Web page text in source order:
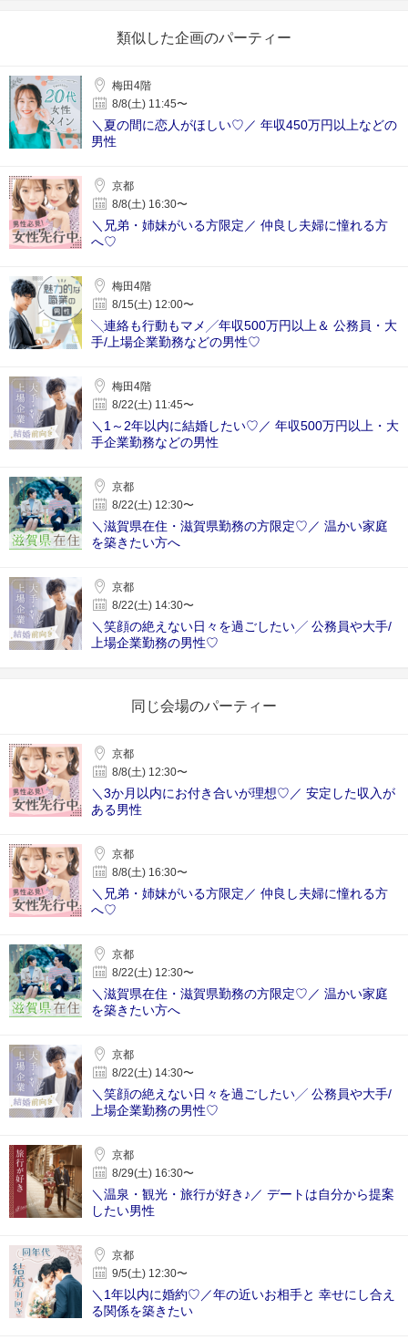
類似した企画のパーティー
梅田4階
8/8(土) 11:45〜
＼夏の間に恋人がほしい♡／ 年収450万円以上などの
男性
京都
8/8(土) 16:30〜
＼兄弟・姉妹がいる方限定／ 仲良し夫婦に憧れる方
へ♡
梅田4階
8/15(土) 12:00〜
╲連絡も行動もマメ╱年収500万円以上＆ 公務員・大
手/上場企業勤務などの男性♡
梅田4階
8/22(土) 11:45〜
＼1～2年以内に結婚したい♡／ 年収500万円以上・大
手企業勤務などの男性
京都
8/22(土) 12:30〜
＼滋賀県在住・滋賀県勤務の方限定♡／ 温かい家庭
を築きたい方へ
京都
8/22(土) 14:30〜
＼笑顔の絶えない日々を過ごしたい╱ 公務員や大手/
上場企業勤務の男性♡
同じ会場のパーティー
京都
8/8(土) 12:30〜
＼3か月以内にお付き合いが理想♡／ 安定した収入が
ある男性
京都
8/8(土) 16:30〜
＼兄弟・姉妹がいる方限定／ 仲良し夫婦に憧れる方
へ♡
京都
8/22(土) 12:30〜
＼滋賀県在住・滋賀県勤務の方限定♡／ 温かい家庭
を築きたい方へ
京都
8/22(土) 14:30〜
＼笑顔の絶えない日々を過ごしたい╱ 公務員や大手/
上場企業勤務の男性♡
京都
8/29(土) 16:30〜
＼温泉・観光・旅行が好き♪／ デートは自分から提案
したい男性
京都
9/5(土) 12:30〜
＼1年以内に婚約♡／年の近いお相手と 幸せにし合え
る関係を築きたい